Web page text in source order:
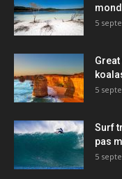
5
5
Surf
pas
5